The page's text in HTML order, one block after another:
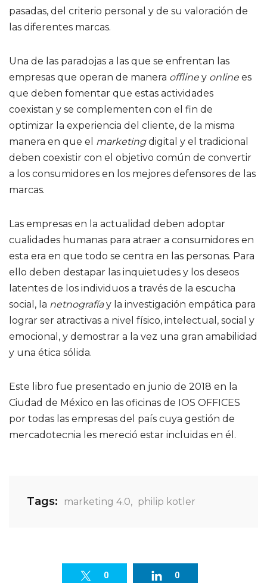
pasadas, del criterio personal y de su valoración de
las diferentes marcas.
Una de las paradojas a las que se enfrentan las
empresas que operan de manera offline y online es
que deben fomentar que estas actividades
coexistan y se complementen con el fin de
optimizar la experiencia del cliente, de la misma
manera en que el
marketingdigital y el tradicional
deben coexistir con el objetivo común de convertir
a los consumidores en los mejores defensores de las
marcas.
Las empresas en la actualidad deben adoptar
cualidades humanas para atraer a consumidores en
esta era en que todo se centra en las personas. Para
ello deben destapar las inquietudes y los deseos
latentes de los individuos a través de la escucha
social, la netnografíay la investigación empática para
lograr ser atractivas a nivel físico, intelectual, social y
emocional, y demostrar a la vez una gran amabilidad
y una ética sólida.
Este libro fue presentado en junio de 2018 en la
Ciudad de México en las oficinas de IOS OFFICES
por todas las empresas del país cuya gestión de
mercadotecnia les mereció estar incluidas en él.
Tags: marketing 4.0, philip kotler
0 0